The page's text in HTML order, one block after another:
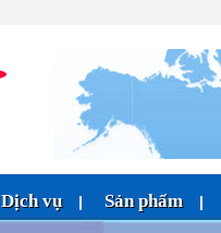
Dịch vụ | Sản phẩm |